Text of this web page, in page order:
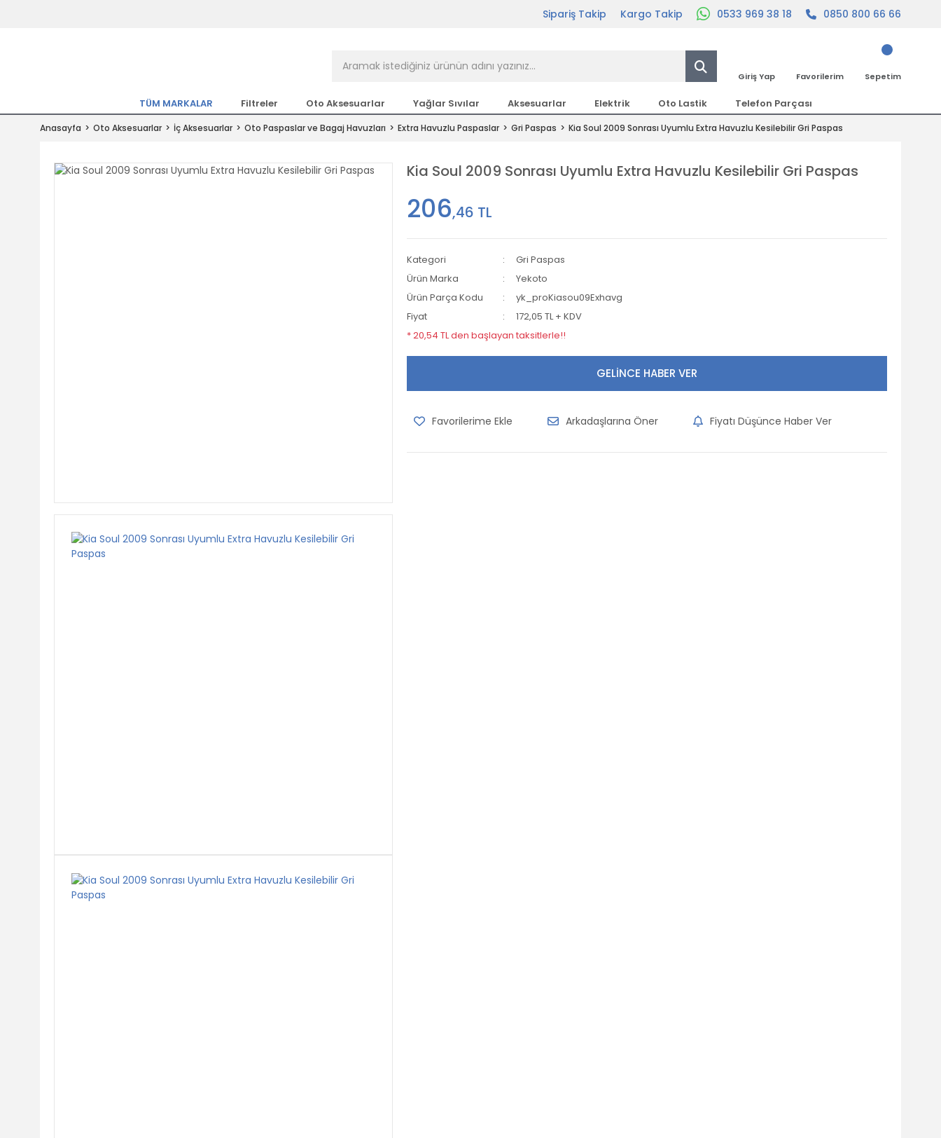
Tıkla Al, Mutlu Kal!
Sipariş Takip Kargo Takip 0533 969 38 18 0850 800 66 66
Giriş Yap Favorilerim Sepetim
TÜM MARKALAR Filtreler Oto Aksesuarlar Yağlar Sıvılar Aksesuarlar Elektrik Oto Lastik Telefon Parçası
Anasayfa Oto Aksesuarlar İç Aksesuarlar Oto Paspaslar ve Bagaj Havuzları Extra Havuzlu Paspaslar Gri Paspas Kia Soul 2009 Sonrası Uyumlu Extra Havuzlu Kesilebilir Gri Paspas
Kia Soul 2009 Sonrası Uyumlu Extra Havuzlu Kesilebilir Gri Paspas
206,46 TL
Kategori
Gri Paspas
Ürün Marka
Yekoto
Ürün Parça Kodu
yk_proKiasou09Exhavg
Fiyat
172,05 TL + KDV
* 20,54 TL den başlayan taksitlerle!!
GELİNCE HABER VER
Arkadaşlarına Öner Fiyatı Düşünce Haber Ver